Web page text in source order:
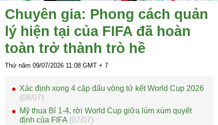
Chuyên gia: Phong cách quản
lý hiện tại của FIFA đã hoàn
toàn trở thành trò hề
Thứ năm 09/07/2026 11:08 GMT + 7
Xác định xong 4 cặp đấu vòng tứ kết World Cup 2026
(08/07)
Mỹ thua Bỉ 1-4, rời World Cup giữa lùm xùm quyết
định của FIFA (07/07)